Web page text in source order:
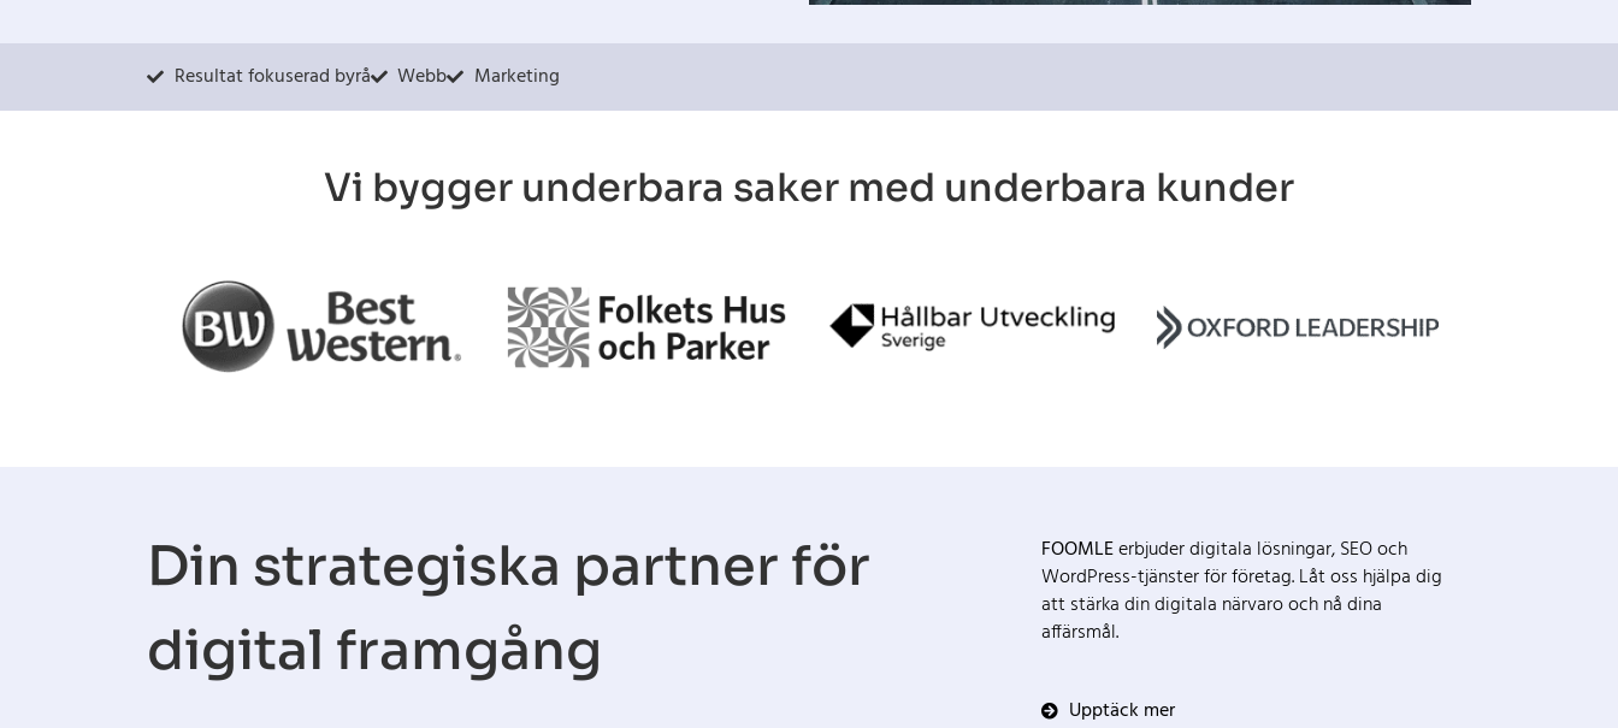
Resultat fokuserad byrå Webb Marketing
Vi bygger underbara saker med underbara kunder
Din strategiska partner för
digital framgång
FOOMLEerbjuder digitala lösningar, SEO och
WordPress-tjänster för företag. Låt oss hjälpa dig
att stärka din digitala närvaro och nå dina
affärsmål.
Upptäck mer